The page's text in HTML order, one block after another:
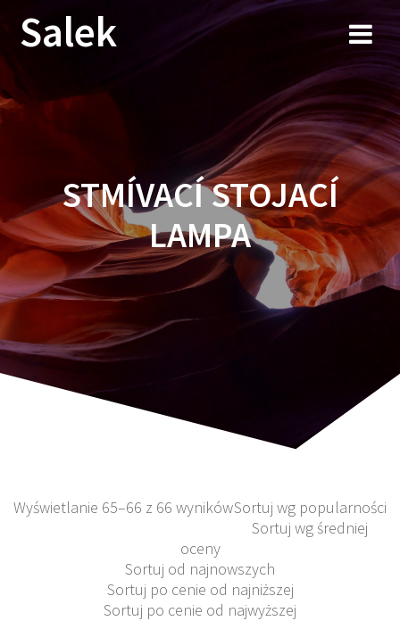
Przejdź
do
Salek
STMÍVACÍ STOJACÍ
LAMPA
Wyświetlanie 65–66 z 66 wynikówSortuj wg popularności
Sortuj wg średniej
oceny
Sortuj od najnowszych
Sortuj po cenie od najniższej
Sortuj po cenie od najwyższej